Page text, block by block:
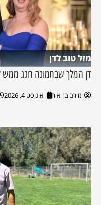
מזל טוב לדן
דן המלך שבתמונה חגג ממש
מירב בן יאיר אוגוסט 4, 2026